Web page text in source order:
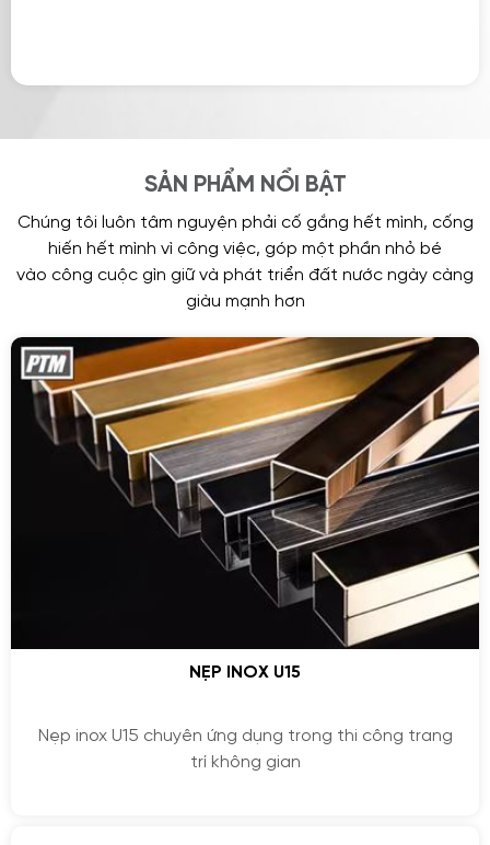
SẢN PHẨM NỔI BẬT
Chúng tôi luôn tâm nguyện phải cố gắng hết mình, cống
hiến hết mình vì công việc, góp một phần nhỏ bé
vào công cuộc gìn giữ và phát triển đất nước ngày càng
giàu mạnh hơn
NẸP INOX U15
Nẹp inox U15 chuyên ứng dụng trong thi công trang
trí không gian